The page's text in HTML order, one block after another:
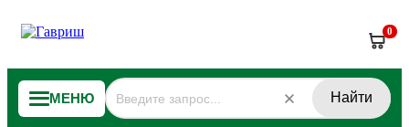
0
МЕНЮ Найти